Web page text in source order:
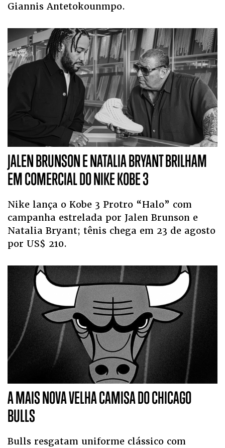
Giannis Antetokounmpo.
JALEN BRUNSON E NATALIA BRYANT BRILHAM
EM COMERCIAL DO NIKE KOBE 3
Nike lança o Kobe 3 Protro “Halo” com
campanha estrelada por Jalen Brunson e
Natalia Bryant; tênis chega em 23 de agosto
por US$ 210.
A MAIS NOVA VELHA CAMISA DO CHICAGO
BULLS
Bulls resgatam uniforme clássico com